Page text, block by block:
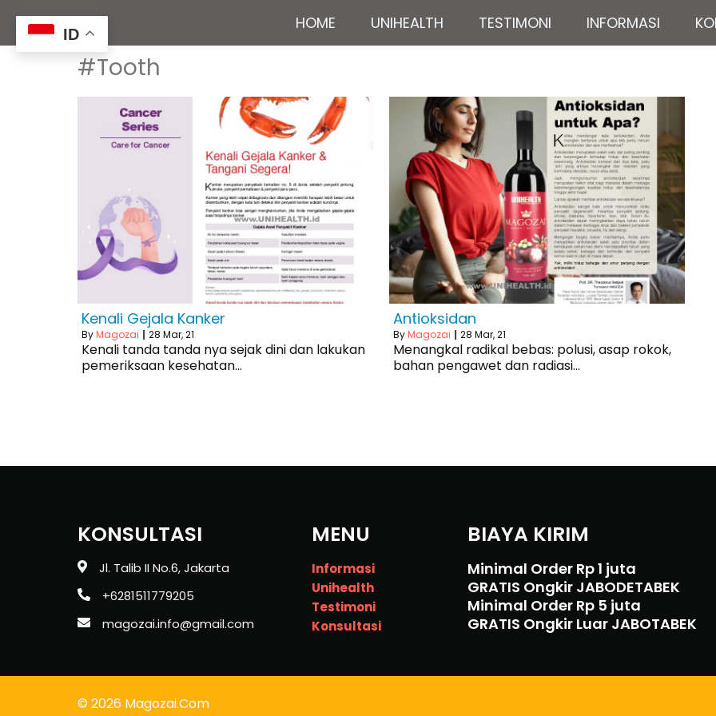
HOME UNIHEALTH TESTIMONI INFORMASI
#Tooth
Kenali Gejala Kanker
ByMagozai | 28 Mar, 21
Kenali tanda tanda nya sejak dini dan lakukan
pemeriksaan kesehatan…
Antioksidan
ByMagozai | 28 Mar, 21
Menangkal radikal bebas: polusi, asap rokok,
bahan pengawet dan radiasi…
KONSULTASI
Jl. Talib II No.6, Jakarta
+6281511779205
magozai.info@gmail.com
MENU
Informasi
Unihealth
Testimoni
Konsultasi
BIAYA KIRIM
Minimal Order Rp 1 juta
GRATIS Ongkir JABODETABEK
Minimal Order Rp 5 juta
GRATIS Ongkir Luar JABOTABEK
© 2026 Magozai.com
ID